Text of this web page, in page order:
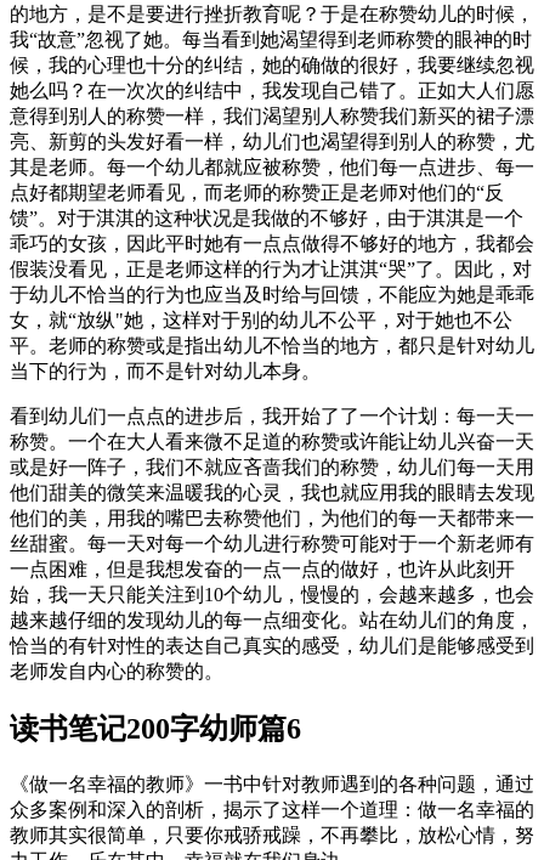
的地方，是不是要进行挫折教育呢？于是在称赞幼儿的时候，
我“故意”忽视了她。每当看到她渴望得到老师称赞的眼神的时
候，我的心理也十分的纠结，她的确做的很好，我要继续忽视
她么吗？在一次次的纠结中，我发现自己错了。正如大人们愿
意得到别人的称赞一样，我们渴望别人称赞我们新买的裙子漂
亮、新剪的头发好看一样，幼儿们也渴望得到别人的称赞，尤
其是老师。每一个幼儿都就应被称赞，他们每一点进步、每一
点好都期望老师看见，而老师的称赞正是老师对他们的“反
馈”。对于淇淇的这种状况是我做的不够好，由于淇淇是一个
乖巧的女孩，因此平时她有一点点做得不够好的地方，我都会
假装没看见，正是老师这样的行为才让淇淇“哭”了。因此，对
于幼儿不恰当的行为也应当及时给与回馈，不能应为她是乖乖
女，就“放纵"她，这样对于别的幼儿不公平，对于她也不公
平。老师的称赞或是指出幼儿不恰当的地方，都只是针对幼儿
当下的行为，而不是针对幼儿本身。
看到幼儿们一点点的进步后，我开始了了一个计划：每一天一
称赞。一个在大人看来微不足道的称赞或许能让幼儿兴奋一天
或是好一阵子，我们不就应吝啬我们的称赞，幼儿们每一天用
他们甜美的微笑来温暖我的心灵，我也就应用我的眼睛去发现
他们的美，用我的嘴巴去称赞他们，为他们的每一天都带来一
丝甜蜜。每一天对每一个幼儿进行称赞可能对于一个新老师有
一点困难，但是我想发奋的一点一点的做好，也许从此刻开
始，我一天只能关注到10个幼儿，慢慢的，会越来越多，也会
越来越仔细的发现幼儿的每一点细变化。站在幼儿们的角度，
恰当的有针对性的表达自己真实的感受，幼儿们是能够感受到
老师发自内心的称赞的。
读书笔记200字幼师篇6
《做一名幸福的教师》一书中针对教师遇到的各种问题，通过
众多案例和深入的剖析，揭示了这样一个道理：做一名幸福的
教师其实很简单，只要你戒骄戒躁，不再攀比，放松心情，努